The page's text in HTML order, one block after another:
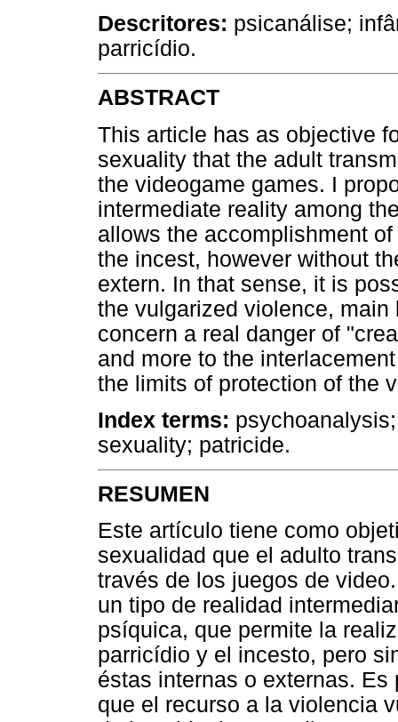
Descritores: psicanálise;
parricídio.
ABSTRACT
This article has as objective
sexuality that the adult
the videogame games. I
intermediate reality among
allows the accomplishment
the incest, however without
extern. In that sense, it is
the vulgarized violence,
concern a real danger of
and more to the
the limits of protection of the
Index terms:
sexuality; patricide.
RESUMEN
Este artículo tiene como
sexualidad que el adulto
través de los juegos de
un tipo de realidad
psíquica, que permite la
parricídio y el incesto, pero
éstas internas o externas.
que el recurso a la violencia